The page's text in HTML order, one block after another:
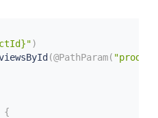
get ihdr
None:
)
(@PathParam(
{